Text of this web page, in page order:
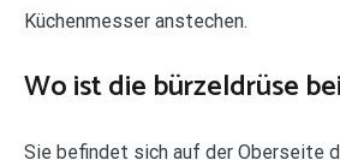
Küchenmesser anstechen.
Wo ist die bürzeldrüse
Sie befindet sich auf der Oberseite